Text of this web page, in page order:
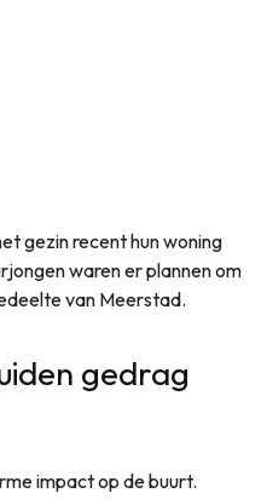
gezin recent hun woning
waren er plannen om
van Meerstad.
gedrag
impact op de buurt.